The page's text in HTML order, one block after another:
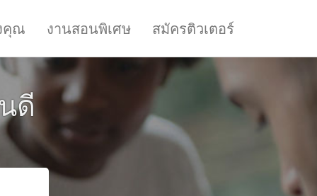
คุณ งานสอนพิเศษ สมัครติวเตอร์
ดี